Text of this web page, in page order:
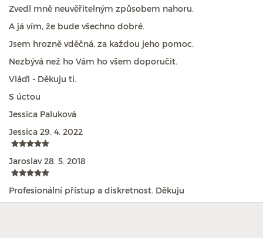
Zvedl mně neuvěřitelným způsobem nahoru.
A já vím, že bude všechno dobré.
Jsem hrozně vděčná, za každou jeho pomoc.
Nezbývá než ho Vám ho všem doporučit.
Vláďi - Děkuju ti.
S úctou
Jessica Paluková
Jessica 29. 4. 2022
Jaroslav28. 5. 2018
Profesionální přístup a diskretnost. Děkuju